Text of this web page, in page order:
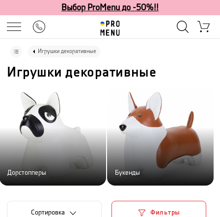
Выбор ProMenu до -50%!!
Игрушки декоративные
Игрушки декоративные
Дорстопперы Букенды
Cортировка Фильтры